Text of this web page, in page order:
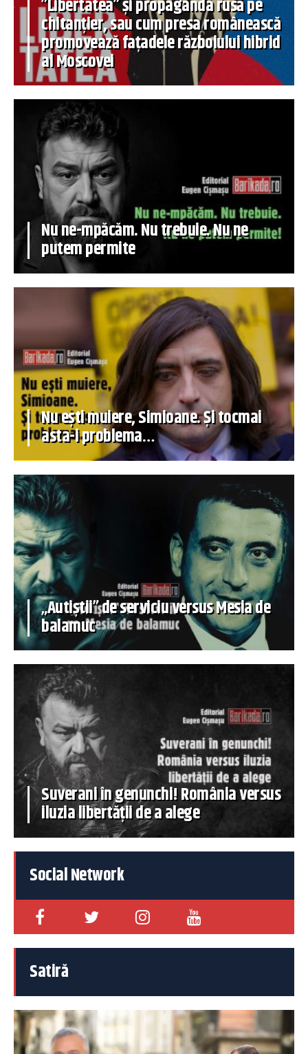
”Libertatea” și propaganda rusă pe
chitanțier, sau cum presa românească
promovează fațadele războiului hibrid
al Moscovei
Nu ne-mpăcăm. Nu trebuie. Nu ne
putem permite
Nu ești muiere, Simioane. Și tocmai
asta-i problema…
„Autiștii” de serviciu versus Mesia de
balamuc
Suverani în genunchi! România versus
iluzia libertății de a alege
Social Network
Satiră